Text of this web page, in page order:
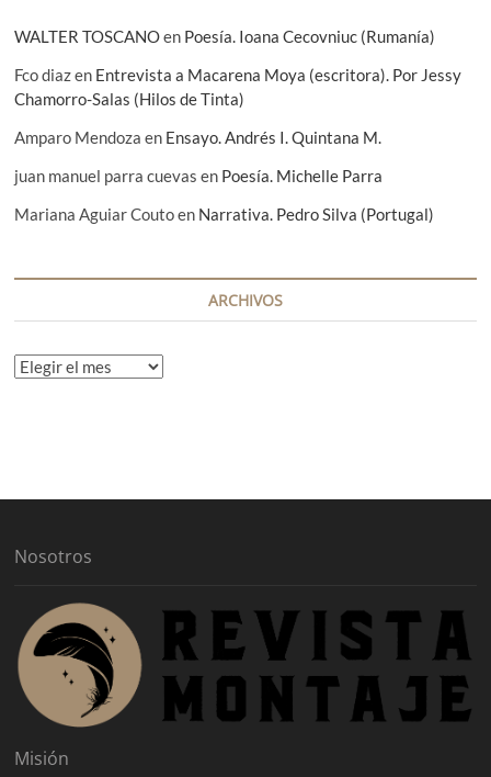
s
WALTER TOSCANOen Poesía. Ioana Cecovniuc (Rumanía)
Fco diazen Entrevista a Macarena Moya (escritora). Por Jessy
Chamorro-Salas (Hilos de Tinta)
Amparo Mendoza en Ensayo. Andrés I. Quintana M.
juan manuel parra cuevas en Poesía. Michelle Parra
Mariana Aguiar Coutoen Narrativa. Pedro Silva (Portugal)
ARCHIVOS
A
Nosotros
Misión